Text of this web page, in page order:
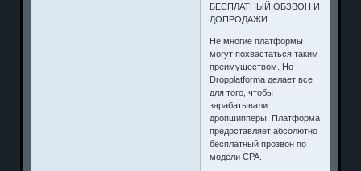
БЕСПЛАТНЫЙ ОБЗВОН И
ДОПРОДАЖИ
Не многие платформы
могут похвастаться таким
преимуществом. Но
Dropplatforma делает все
для того, чтобы
зарабатывали
дропшипперы. Платформа
предоставляет абсолютно
бесплатный прозвон по
модели CPA.